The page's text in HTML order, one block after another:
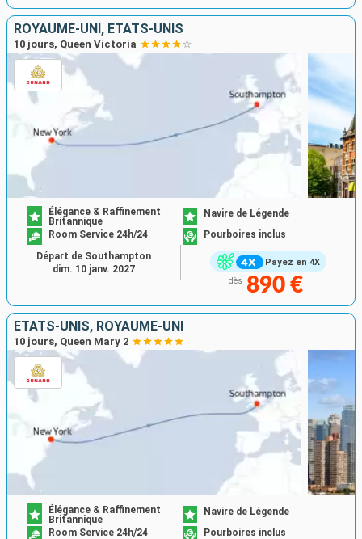
ROYAUME-UNI, ÉTATS-UNIS
10 jours, Queen Victoria
Payez en 4X
Élégance & Raffinement
Britannique
Navire de Légende
Room Service 24h/24
Pourboires inclus
dès 890 €
Départ de Southampton
dim. 10 janv. 2027
ÉTATS-UNIS, ROYAUME-UNI
10 jours, Queen Mary 2
Élégance & Raffinement
Britannique
Navire de Légende
Room Service 24h/24
Pourboires inclus